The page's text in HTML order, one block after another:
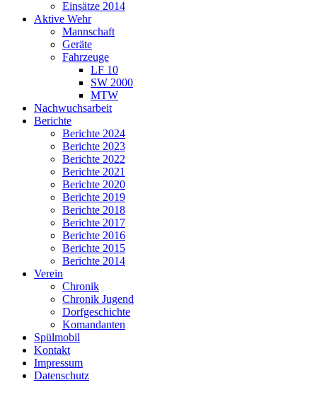
Einsätze 2014
Aktive Wehr
Mannschaft
Geräte
Fahrzeuge
LF 10
SW 2000
MTW
Nachwuchsarbeit
Berichte
Berichte 2024
Berichte 2023
Berichte 2022
Berichte 2021
Berichte 2020
Berichte 2019
Berichte 2018
Berichte 2017
Berichte 2016
Berichte 2015
Berichte 2014
Verein
Chronik
Chronik Jugend
Dorfgeschichte
Komandanten
Spülmobil
Kontakt
Impressum
Datenschutz